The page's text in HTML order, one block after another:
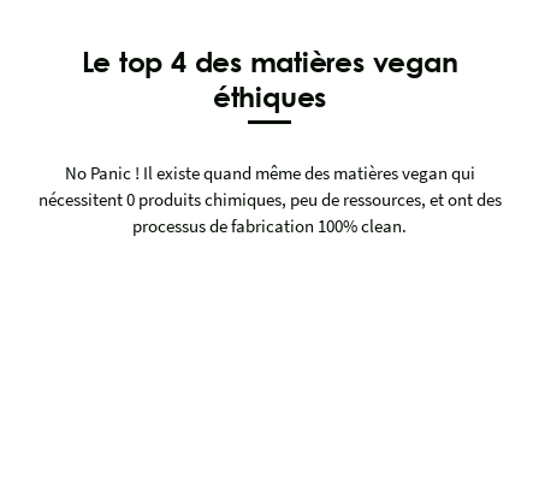
Le top 4 des matières vegan
éthiques
No Panic ! Il existe quand même des matières vegan qui
nécessitent 0 produits chimiques, peu de ressources, et ont des
processus de fabrication 100% clean.